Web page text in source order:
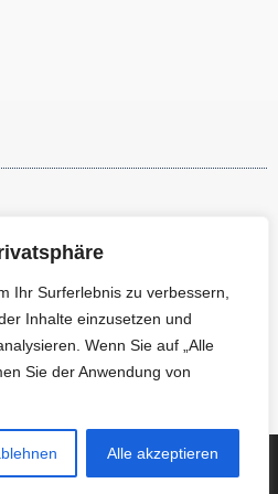
Ihr Surferlebnis zu verbessern,
Inhalte einzusetzen und
Wenn Sie auf „Alle
Sie der Anwendung von
Alle akzeptieren
GmbH
– 18.00 Uhr
Weißeritzgruppe GmbH
Datenschutz|Öffnungszeiten:Di: 09 – 12